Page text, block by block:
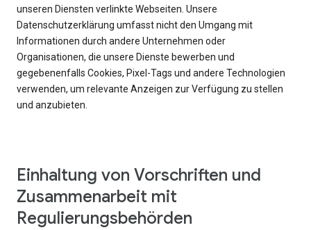
unseren Diensten verlinkte Webseiten. Unsere
Datenschutzerklärung umfasst nicht den Umgang mit
Informationen durch andere Unternehmen oder
Organisationen, die unsere Dienste bewerben und
gegebenenfalls Cookies, Pixel-Tags und andere Technologien
verwenden, um relevante Anzeigen zur Verfügung zu stellen
und anzubieten.
Einhaltung von Vorschriften und
Zusammenarbeit mit
Regulierungsbehörden